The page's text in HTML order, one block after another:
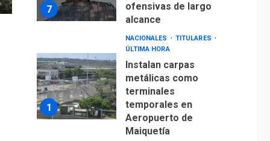
7
ofensivas de largo
alcance
1
NACIONALES
TITULARES
ÚLTIMA HORA
Instalan carpas
metálicas como
terminales
temporales en
Aeropuerto de
Maiquetía